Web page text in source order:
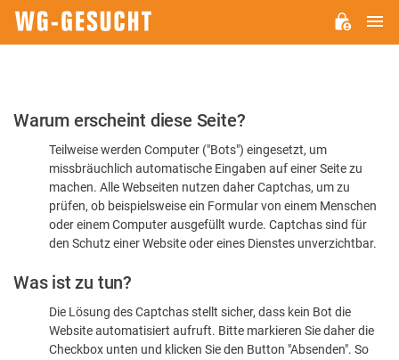
Bitte
dass
sind
Warum erscheint diese Seite?
Teilweise werden Computer ("Bots") eingesetzt, um
missbräuchlich automatische Eingaben auf einer Seite zu
machen. Alle Webseiten nutzen daher Captchas, um zu
prüfen, ob beispielsweise ein Formular von einem Menschen
oder einem Computer ausgefüllt wurde. Captchas sind für
den Schutz einer Website oder eines Dienstes unverzichtbar.
Was ist zu tun?
Die Lösung des Captchas stellt sicher, dass kein Bot die
Website automatisiert aufruft. Bitte markieren Sie daher die
Checkbox unten und klicken Sie den Button "Absenden". So